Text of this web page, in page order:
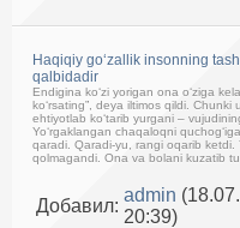
Haqiqiy go‘zallik insonning
qalbidadir
Endigina ko‘zi yorigan ona o‘ziga
ko‘rsating”, deya iltimos qildi.
ehtiyotlab ko‘tarib yurgani –
Yo‘rgaklangan chaqaloqni
qaradi. Qaradi-yu, rangi oqarib
qolmagandi. Ona va bolani kuzatib
Добавил:
admin
20:39)